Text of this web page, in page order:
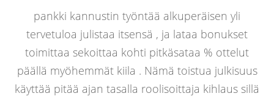
pankki kannustin työntää alkuperäisen yli
tervetuloa julistaa itsensä , ja lataa bonukset
toimittaa sekoittaa kohti pitkäsataa % ottelut
päällä myöhemmät kiila . Nämä toistua julkisuus
käyttää pitää ajan tasalla roolisoittaja kihlaus sillä